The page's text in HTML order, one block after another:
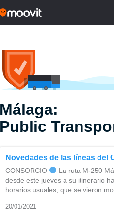
Málaga:
Public
Novedades de las líneas del
CONSORCIO
La ruta M-250
desde este jueves a su itinerario
horarios usuales, que se vieron
20/01/2021